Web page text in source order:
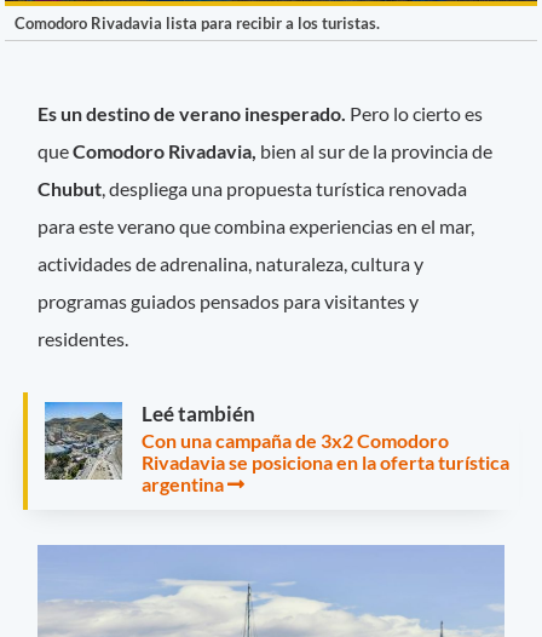
Comodoro Rivadavia lista para recibir a los turistas.
Es un destino de verano inesperado. Pero lo cierto es
queComodoro Rivadavia, bien al sur de la provincia de
Chubut , despliega una propuesta turística renovada
para este verano que combina experiencias en el mar,
actividades de adrenalina, naturaleza, cultura y
programas guiados pensados para visitantes y
residentes.
Leé también
Con una campaña de 3x2 Comodoro
Rivadavia se posiciona en la oferta turística
argentina